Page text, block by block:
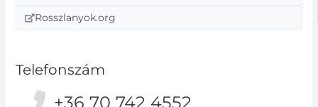
Rosszlanyok.org
Telefonszám
+36 70 742 4552